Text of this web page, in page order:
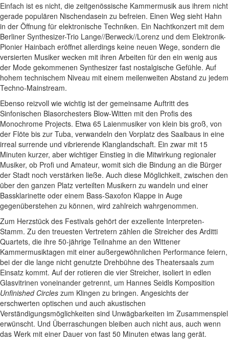
Einfach ist es nicht, die zeitgenössische Kammermusik aus ihrem nicht
gerade populären Nischendasein zu befreien. Einen Weg sieht Hahn
in der Öffnung für elektronische Techniken. Ein Nachtkonzert mit dem
Berliner Synthesizer-Trio Lange//Berweck//Lorenz und dem Elektronik-
Pionier Hainbach eröffnet allerdings keine neuen Wege, sondern die
versierten Musiker wecken mit ihren Arbeiten für den ein wenig aus
der Mode gekommenen Synthesizer fast nostalgische Gefühle. Auf
hohem technischem Niveau mit einem meilenweiten Abstand zu jedem
Techno-Mainstream.
Ebenso reizvoll wie wichtig ist der gemeinsame Auftritt des
Sinfonischen Blasorchesters Blow-Witten mit den Profis des
Monochrome Projects. Etwa 65 Laienmusiker von klein bis groß, von
der Flöte bis zur Tuba, verwandeln den Vorplatz des Saalbaus in eine
irreal surrende und vibrierende Klanglandschaft. Ein zwar mit 15
Minuten kurzer, aber wichtiger Einstieg in die Mitwirkung regionaler
Musiker, ob Profi und Amateur, womit sich die Bindung an die Bürger
der Stadt noch verstärken ließe. Auch diese Möglichkeit, zwischen den
über den ganzen Platz verteilten Musikern zu wandeln und einer
Bassklarinette oder einem Bass-Saxofon Klappe in Auge
gegenüberstehen zu können, wird zahlreich wahrgenommen.
Zum Herzstück des Festivals gehört der exzellente Interpreten-
Stamm. Zu den treuesten Vertretern zählen die Streicher des Arditti
Quartets, die ihre 50-jährige Teilnahme an den Wittener
Kammermusiktagen mit einer außergewöhnlichen Performance feiern,
bei der die lange nicht genutzte Drehbühne des Theatersaals zum
Einsatz kommt. Auf der rotieren die vier Streicher, isoliert in edlen
Glasvitrinen voneinander getrennt, um Hannes Seidls Komposition
Unfinished Circles zum Klingen zu bringen. Angesichts der
erschwerten optischen und auch akustischen
Verständigungsmöglichkeiten sind Unwägbarkeiten im Zusammenspiel
erwünscht. Und Überraschungen bleiben auch nicht aus, auch wenn
das Werk mit einer Dauer von fast 50 Minuten etwas lang gerät.